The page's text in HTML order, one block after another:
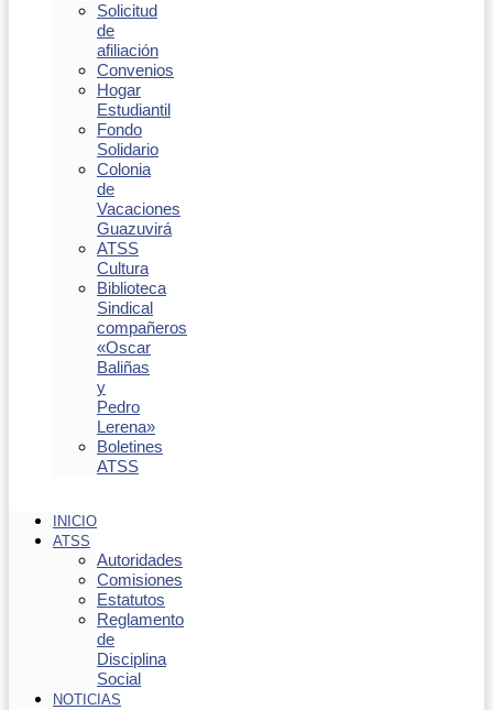
Solicitud
de
afiliación
Convenios
Hogar
Estudiantil
Fondo
Solidario
Colonia
de
Vacaciones
Guazuvirá
ATSS
Cultura
Biblioteca
Sindical
compañeros
«Oscar
Baliñas
y
Pedro
Lerena»
Boletines
ATSS
INICIO
ATSS
Autoridades
Comisiones
Estatutos
Reglamento
de
Disciplina
Social
NOTICIAS